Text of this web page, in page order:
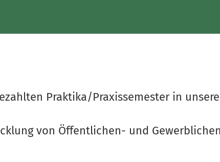
Praktika/Praxissemester in
von Öffentlichen- und